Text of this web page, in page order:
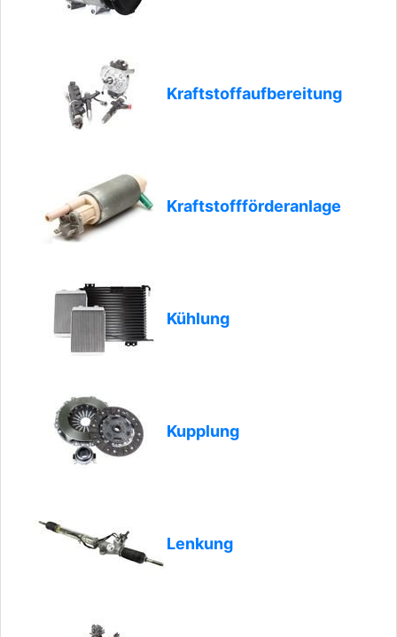
Kraftstoffaufbereitung
Kraftstoffförderanlage
Kühlung
Kupplung
Lenkung